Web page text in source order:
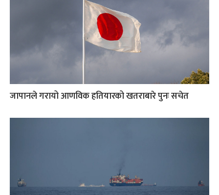
जापानले गरायो आणविक हतियारको खतराबारे पुनः सचेत